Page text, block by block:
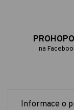
na
Informace o